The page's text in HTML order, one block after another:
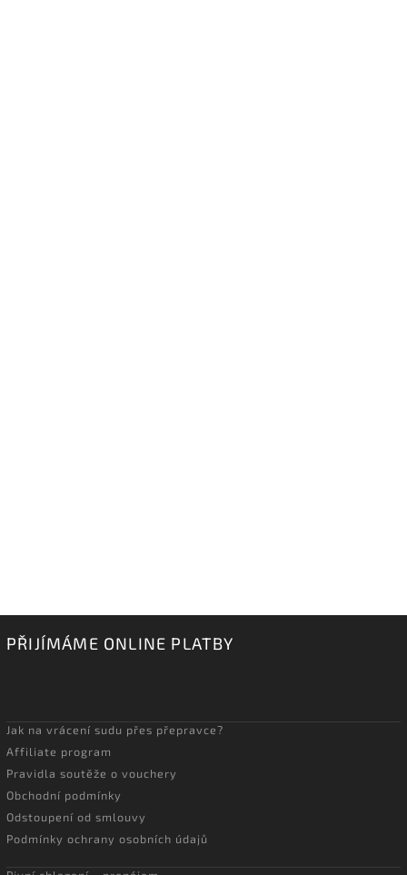
PŘIJÍMÁME ONLINE PLATBY
Jak na vrácení sudu přes přepravce?
Affiliate program
Pravidla soutěže o vouchery
Obchodní podmínky
Odstoupení od smlouvy
Podmínky ochrany osobních údajů